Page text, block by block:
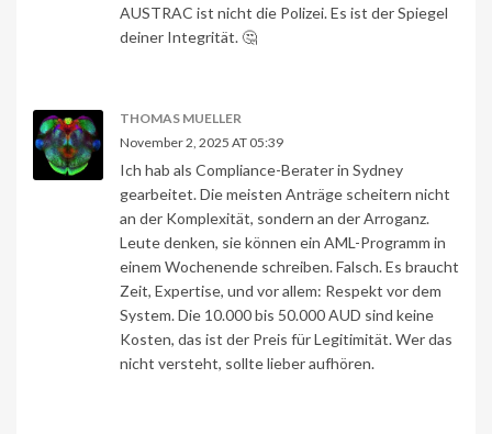
AUSTRAC ist nicht die Polizei. Es ist der Spiegel
deiner Integrität. 🤔
THOMAS MUELLER
November 2, 2025 AT 05:39
Ich hab als Compliance-Berater in Sydney
gearbeitet. Die meisten Anträge scheitern nicht
an der Komplexität, sondern an der Arroganz.
Leute denken, sie können ein AML-Programm in
einem Wochenende schreiben. Falsch. Es braucht
Zeit, Expertise, und vor allem: Respekt vor dem
System. Die 10.000 bis 50.000 AUD sind keine
Kosten, das ist der Preis für Legitimität. Wer das
nicht versteht, sollte lieber aufhören.